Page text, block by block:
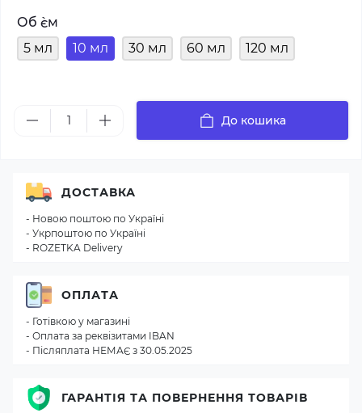
Об `єм
5 мл
10 мл 30 мл 60 мл 120 мл
До кошика
ДОСТАВКА
- Новою поштою по Україні
- Укрпоштою по Україні
- ROZETKA Delivery
ОПЛАТА
- Готівкою у магазині
- Оплата за реквізитами IBAN
- Післяплата НЕМАЄ з 30.05.2025
ГАРАНТІЯ ТА ПОВЕРНЕННЯ ТОВАРІВ